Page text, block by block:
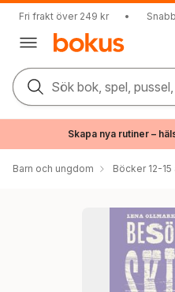
Fri frakt över 249 kr •
Sök bok, spel,
Skapa nya rutiner –
Barn och ungdom Böcker 12-15